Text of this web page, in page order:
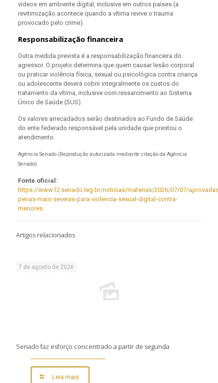
vídeos em ambiente digital, inclusive em outros países (a
revitimização acontece quando a vítima revive o trauma
provocado pelo crime).
Responsabilização financeira
Outra medida prevista é a responsabilização financeira do
agressor. O projeto determina que quem causar lesão corporal
ou praticar violência física, sexual ou psicológica contra criança
ou adolescente deverá cobrir integralmente os custos do
tratamento da vítima, inclusive com ressarcimento ao Sistema
Único de Saúde (SUS).
Os valores arrecadados serão destinados ao Fundo de Saúde
do ente federado responsável pela unidade que prestou o
atendimento.
Agência Senado (Reprodução autorizada mediante citação da Agência
Senado)
Fonte oficial:
https://www12.senado.leg.br/noticias/materias/2026/07/07/
penas-mais-severas-para-violencia-sexual-digital-contra-
menores
Artigos relacionados
7 de agosto de 2026
Senado faz esforço concentrado a partir de segunda
Leia mais